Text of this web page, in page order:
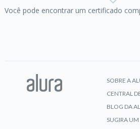
Você pode encontrar um certificado
SOBRE A
CENTRAL
BLOG DA
SUGIRA